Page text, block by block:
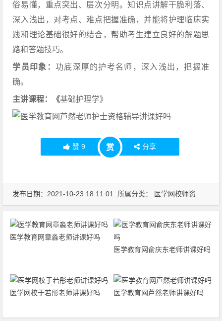
俗易懂，重点突出、层次分明。知识点讲解干脆利落、
深入浅出，对考点、难点把握准确，并能将护理临床实
践和理论基础很好的结合，帮助考生建立良好的解题思
路和答题技巧。
学员印象： 功底深厚的护考名师，深入浅出，把握准
确。
主讲课程：《基础护理学》
赞 9 赏 分享
发布日期：2021-10-23 18:11:01 所属分类： 医学网校师资
医学教育网章淼老师讲课好吗
医学教育网俞庆东老师讲课好吗
医学网校于若彤老师讲课好吗 医学教育网芦然老师讲课好吗